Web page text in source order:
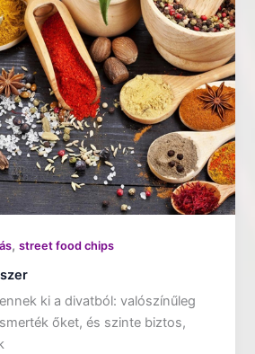
,street food chips
ki a divatból: valószínűleg
őket, és szinte biztos,